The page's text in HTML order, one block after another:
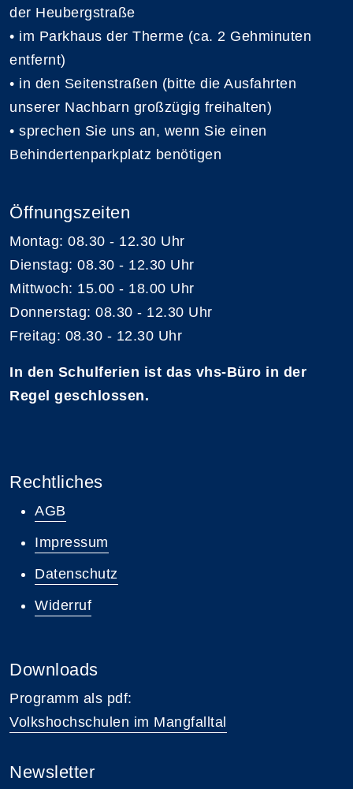
der Heubergstraße
• im Parkhaus der Therme (ca. 2 Gehminuten
entfernt)
• in den Seitenstraßen (bitte die Ausfahrten
unserer Nachbarn großzügig freihalten)
• sprechen Sie uns an, wenn Sie einen
Behindertenparkplatz benötigen
Öffnungszeiten
Montag: 08.30 - 12.30 Uhr
Dienstag: 08.30 - 12.30 Uhr
Mittwoch: 15.00 - 18.00 Uhr
Donnerstag: 08.30 - 12.30 Uhr
Freitag: 08.30 - 12.30 Uhr
In den Schulferien ist das vhs-Büro in der
Regel geschlossen.
Rechtliches
AGB
Impressum
Datenschutz
Widerruf
Downloads
Programm als pdf:
Volkshochschulen im Mangfalltal
Newsletter